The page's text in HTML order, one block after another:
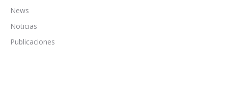
News
Noticias
Publicaciones